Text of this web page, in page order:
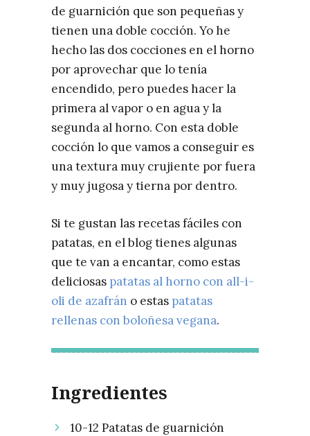
de guarnición que son pequeñas y
tienen una doble cocción. Yo he
hecho las dos cocciones en el horno
por aprovechar que lo tenía
encendido, pero puedes hacer la
primera al vapor o en agua y la
segunda al horno. Con esta doble
cocción lo que vamos a conseguir es
una textura muy crujiente por fuera
y muy jugosa y tierna por dentro.
Si te gustan las recetas fáciles con
patatas, en el blog tienes algunas
que te van a encantar, como estas
deliciosas patatas al horno con all-i-
oli de azafrán o estas patatas
rellenas con boloñesa vegana.
Ingredientes
10-12 Patatas de guarnición